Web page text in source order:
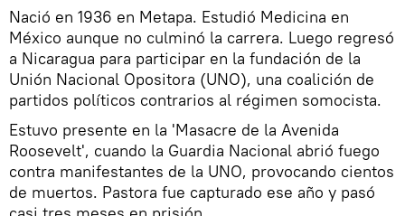
Nació en 1936 en Metapa. Estudió Medicina en
México aunque no culminó la carrera. Luego regresó
a Nicaragua para participar en la fundación de la
Unión Nacional Opositora (UNO), una coalición de
partidos políticos contrarios al régimen somocista.
Estuvo presente en la 'Masacre de la Avenida
Roosevelt', cuando la Guardia Nacional abrió fuego
contra manifestantes de la UNO, provocando cientos
de muertos. Pastora fue capturado ese año y pasó